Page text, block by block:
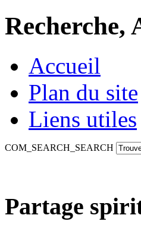
Recherche,
Accueil
Plan du site
Liens utiles
COM_SEARCH_SEARCH
Partage